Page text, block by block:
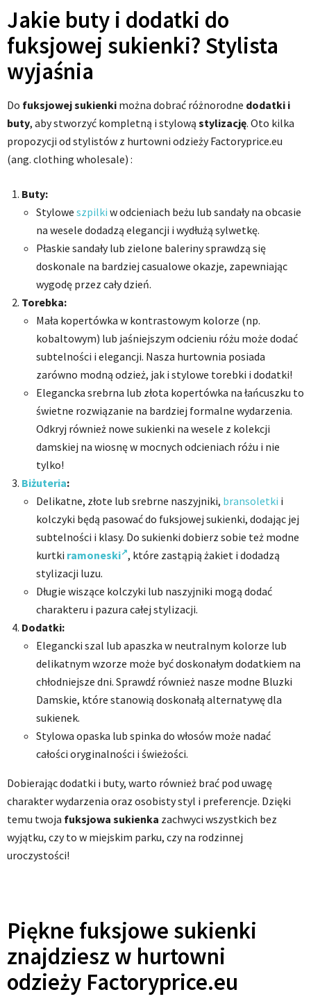
Jakie buty i dodatki do
fuksjowej sukienki? Stylista
wyjaśnia
Do fuksjowej sukienki można dobrać różnorodne dodatki i
buty, aby stworzyć kompletną i stylową stylizację. Oto kilka
propozycji od stylistów z hurtowni odzieży Factoryprice.eu
(ang. clothing wholesale) :
Buty:
Stylowe szpilki w odcieniach beżu lub sandały na obcasie
na wesele dodadzą elegancji i wydłużą sylwetkę.
Płaskie sandały lub zielone baleriny sprawdzą się
doskonale na bardziej casualowe okazje, zapewniając
wygodę przez cały dzień.
Torebka:
Mała kopertówka w kontrastowym kolorze (np.
kobaltowym) lub jaśniejszym odcieniu różu może dodać
subtelności i elegancji. Nasza hurtownia posiada
zarówno modną odzież, jak i stylowe torebki i dodatki!
Elegancka srebrna lub złota kopertówka na łańcuszku to
świetne rozwiązanie na bardziej formalne wydarzenia.
Odkryj również nowe sukienki na wesele z kolekcji
damskiej na wiosnę w mocnych odcieniach różu i nie
tylko!
Biżuteria:
Delikatne, złote lub srebrne naszyjniki, bransoletki i
kolczyki będą pasować do fuksjowej sukienki, dodając jej
subtelności i klasy. Do sukienki dobierz sobie też modne
kurtki ramoneski , które zastąpią żakiet i dodadzą
stylizacji luzu.
Długie wiszące kolczyki lub naszyjniki mogą dodać
charakteru i pazura całej stylizacji.
Dodatki:
Elegancki szal lub apaszka w neutralnym kolorze lub
delikatnym wzorze może być doskonałym dodatkiem na
chłodniejsze dni. Sprawdź również nasze modne Bluzki
Damskie, które stanowią doskonałą alternatywę dla
sukienek.
Stylowa opaska lub spinka do włosów może nadać
całości oryginalności i świeżości.
Dobierając dodatki i buty, warto również brać pod uwagę
charakter wydarzenia oraz osobisty styl i preferencje. Dzięki
temu twoja fuksjowa sukienka zachwyci wszystkich bez
wyjątku, czy to w miejskim parku, czy na rodzinnej
uroczystości!
Piękne fuksjowe sukienki
znajdziesz w hurtowni
odzieży Factoryprice.eu